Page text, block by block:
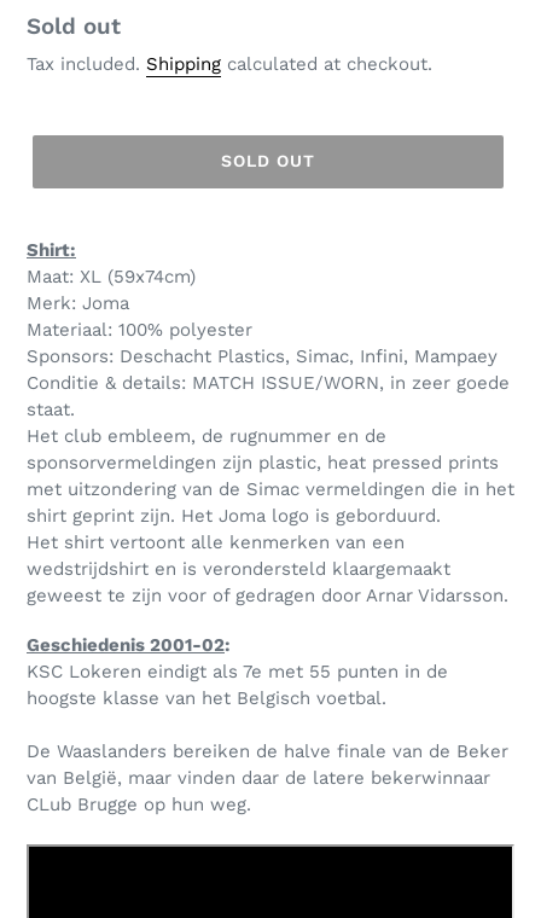
Regular
price
Sold out
Tax included. Shipping calculated at checkout.
SOLD OUT
Shirt:
Maat: XL (59x74cm)
Merk: Joma
Materiaal: 100% polyester
Sponsors: Deschacht Plastics, Simac, Infini, Mampaey
Conditie & details: MATCH ISSUE/WORN, in zeer goede
staat.
Het club embleem, de rugnummer en de
sponsorvermeldingen zijn plastic, heat pressed prints
met uitzondering van de Simac vermeldingen die in het
shirt geprint zijn. Het Joma logo is geborduurd.
Het shirt vertoont alle kenmerken van een
wedstrijdshirt en is verondersteld klaargemaakt
geweest te zijn voor of gedragen door Arnar Vidarsson.
Geschiedenis 2001-02:
KSC Lokeren eindigt als 7e met 55 punten in de
hoogste klasse van het Belgisch voetbal.
De Waaslanders bereiken de halve finale van de Beker
van België, maar vinden daar de latere bekerwinnaar
CLub Brugge op hun weg.